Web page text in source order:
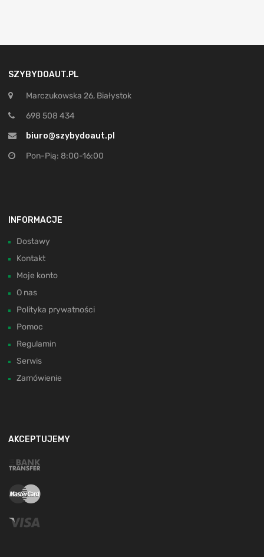
SZYBYDOAUT.PL
Marczukowska 26, Białystok
698 508 434
biuro@szybydoaut.pl
Pon-Pią: 8:00-16:00
INFORMACJE
Dostawy
Kontakt
Moje konto
O nas
Polityka prywatności
Pomoc
Regulamin
Serwis
Zamówienie
AKCEPTUJEMY